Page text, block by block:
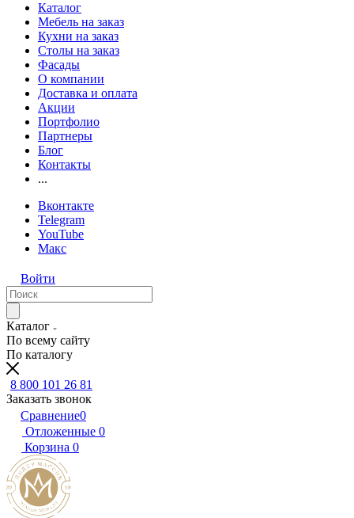
Каталог
Мебель на заказ
Кухни на заказ
Столы на заказ
Фасады
О компании
Доставка и оплата
Акции
Портфолио
Партнеры
Блог
Контакты
...
Вконтакте
Telegram
YouTube
Макс
Войти
Каталог
По всему сайту
По каталогу
8 800 101 26 81
Заказать звонок
Сравнение0
Отложенные 0
Корзина 0